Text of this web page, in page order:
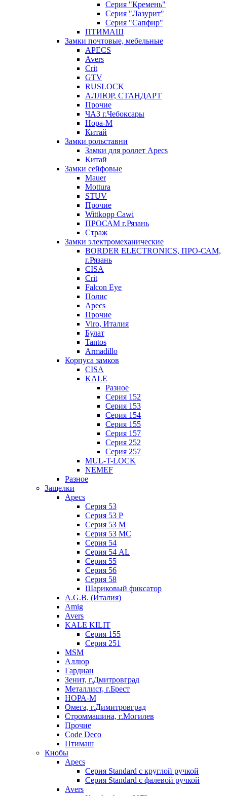
Серия "Кремень"
Серия "Лазурит"
Серия "Сапфир"
ПТИМАШ
Замки почтовые, мебельные
APECS
Avers
Crit
GTV
RUSLOCK
АЛЛЮР, СТАНДАРТ
Прочие
ЧАЗ г.Чебоксары
Нора-М
Китай
Замки рольставни
Замки для роллет Apecs
Китай
Замки сейфовые
Mauer
Mottura
STUV
Прочие
Wittkopp Cawi
ПРОСАМ г.Рязань
Страж
Замки электромеханические
BORDER ELECTRONICS, ПРО-САМ,
г.Рязань
CISA
Crit
Falcon Eye
Полис
Apecs
Прочие
Viro, Италия
Булат
Tantos
Armadillo
Корпуса замков
CISA
KALE
Разное
Серия 152
Серия 153
Серия 154
Серия 155
Серия 157
Серия 252
Серия 257
MUL-T-LOCK
NEMEF
Разное
Защелки
Apecs
Серия 53
Серия 53 P
Серия 53 М
Серия 53 МC
Серия 54
Серия 54 AL
Серия 55
Серия 56
Серия 58
Шариковый фиксатор
A.G.B. (Италия)
Amig
Avers
KALE KILIT
Серия 155
Серия 251
MSM
Аллюр
Гардиан
Зенит, г.Дмитровград
Металлист, г.Брест
НОРА-М
Омега, г.Димитровград
Строммашина, г.Могилев
Прочие
Code Deco
Птимаш
Кнобы
Apecs
Серия Standard с круглой ручкой
Серия Standard с фалевой ручкой
Avers